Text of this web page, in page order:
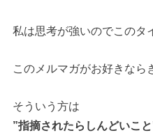
私は思考が強いのでこのタ
このメルマガがお好きなら
そういう方は
”指摘されたらしんどいこ